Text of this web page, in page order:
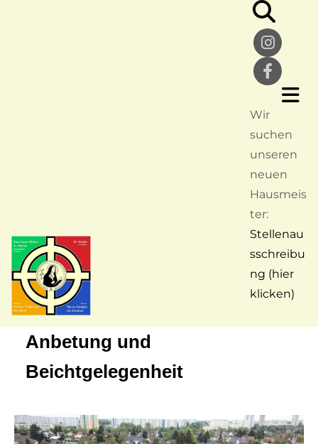
Wir
suchen
unseren
neuen
Hausmeis
ter:
Stellenau
sschreibu
ng (hier
klicken)
Anbetung und
Beichtgelegenheit